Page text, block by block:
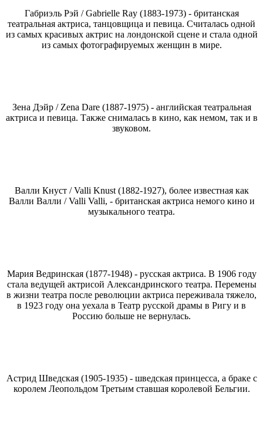
Габриэль Рэй / Gabrielle Ray (1883-1973) - британская
театральная актриса, танцовщица и певица. Считалась одной
из самых красивых актрис на лондонской сцене и стала одной
из самых фотографируемых женщин в мире.
Зена Дэйр / Zena Dare (1887-1975) - английская театральная
актриса и певица. Также снималась в кино, как немом, так и в
звуковом.
Валли Кнуст / Valli Knust (1882-1927), более известная как
Валли Валли / Valli Valli, - британская актриса немого кино и
музыкального театра.
Мария Ведринская (1877-1948) - русская актриса. В 1906 году
стала ведущей актрисой Александринского театра. Перемены
в жизни театра после революции актриса переживала тяжело,
в 1923 году она уехала в Театр русской драмы в Ригу и в
Россию больше не вернулась.
Астрид Шведская (1905-1935) - шведская принцесса, а браке с
королем Леопольдом Третьим ставшая королевой Бельгии.